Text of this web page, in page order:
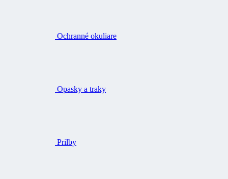
Ochranné okuliare
Opasky a traky
Prilby